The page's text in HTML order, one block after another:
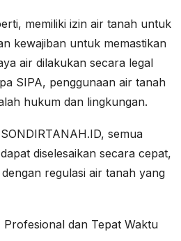
memiliki izin air tanah untuk
kewajiban untuk memastikan
air dilakukan secara legal
SIPA, penggunaan air tanah
hukum dan lingkungan.
semua
diselesaikan secara cepat,
regulasi air tanah yang
dan Tepat Waktu